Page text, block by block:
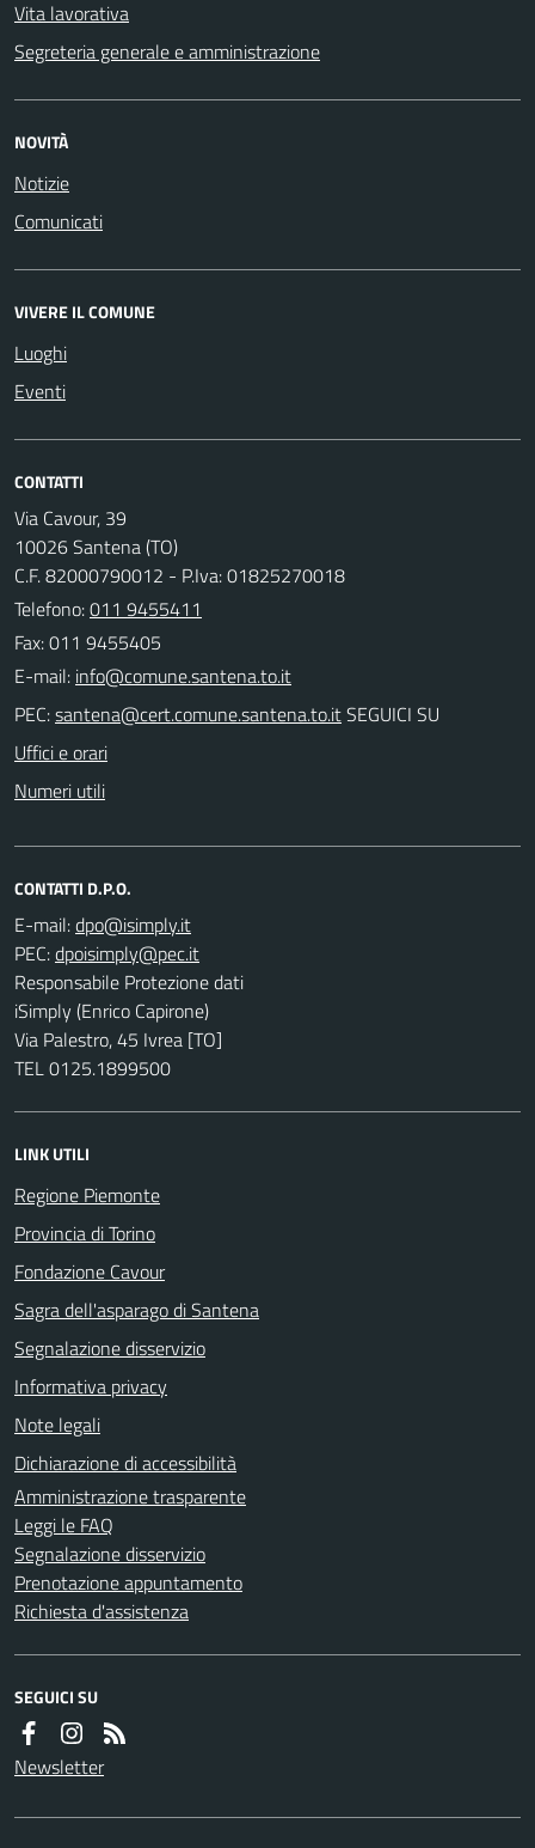
Vita lavorativa
Segreteria generale e amministrazione
NOVITÀ
Notizie
Comunicati
VIVERE IL COMUNE
Luoghi
Eventi
CONTATTI
Via Cavour, 39
10026 Santena (TO)
C.F. 82000790012 - P.Iva: 01825270018
Telefono:011 9455411
Fax: 011 9455405
E-mail:
PEC:
SEGUICI SU
Uffici e orari
Numeri utili
CONTATTI D.P.O.
E-mail:
PEC:
Responsabile Protezione dati
iSimply (Enrico Capirone)
Via Palestro, 45 Ivrea [TO]
TEL 0125.1899500
LINK UTILI
Regione Piemonte
Provincia di Torino
Fondazione Cavour
Sagra dell'asparago di Santena
Segnalazione disservizio
Informativa privacy
Note legali
Dichiarazione di accessibilità
Amministrazione trasparente
Leggi le FAQ
Segnalazione disservizio
Prenotazione appuntamento
Richiesta d'assistenza
SEGUICI SU
Newsletter